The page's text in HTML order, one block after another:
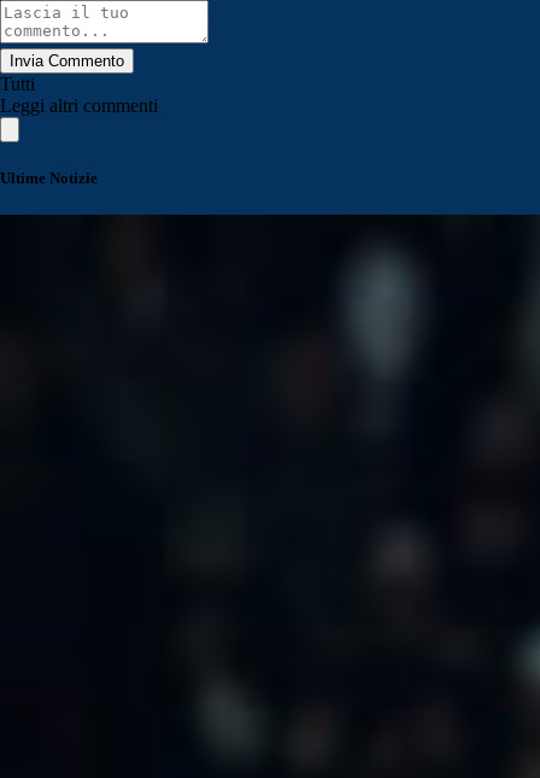
Invia Commento
Tutti
Leggi altri commenti
Ultime Notizie